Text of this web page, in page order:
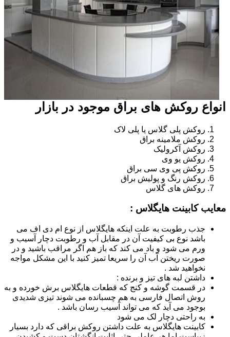
انواع روکش های براق موجود در بازار
روکش پلی گلاس یا پلی لاک
روکش ملامینه براق
روکش آکرولیک
روکش یو وی
روکش پی وی سی براق
روکش رنگ و پولیش براق
روکش های گلاس
معایب کابینت هایگلاس :
جذب رطوبت به علت اینکه هایگلاس از نوع ام دی اف می
باشد نوع بی کیفیت آن در مقابل آب و رطوبت دچار آسیب و
ورم می شود و باد می کند که باز هم اگر مراقب باشید و در
صورت ریختن آب آن را سریعا تمیز کنید با این مشکل مواجه
نخواهید شد .
داشتن لبه های تیز و برنده :
در قسمت گوشه و کنج که قطعات هایگلاس برش خورده و به
روش اتصال فارسی به هم چسبانده می شوند تیزی شدیدی
بوجود می آید که می تواند آسیب رسان باشد .
به راحتی دچار لک می شود
کابینت هایگلاس به علت داشتن روکش براقی که دارد بسیار